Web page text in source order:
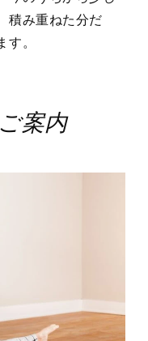
積み重ねた分だ
す。
案内